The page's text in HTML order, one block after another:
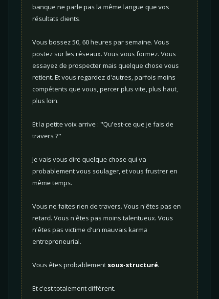
banque ne parle pas la même langue que vos
résultats clients.
Vous bossez 50, 60 heures par semaine. Vous
postez sur les réseaux. Vous vous formez. Vous
essayez de prospecter mais quelque chose vous
retient. Et vous regardez d'autres, parfois moins
compétents que vous, percer plus vite, plus haut,
plus loin.
Et la petite voix arrive : "Qu'est-ce que je fais de
travers ?"
Je vais vous dire quelque chose qui va
probablement vous soulager, et vous frustrer en
même temps.
Vous ne faites rien de travers. Vous n'êtes pas en
retard. Vous n'êtes pas moins talentueux. Vous
n'êtes pas victime d'un mauvais karma
entrepreneurial.
Vous êtes probablement sous-structuré.
Et c'est totalement différent.